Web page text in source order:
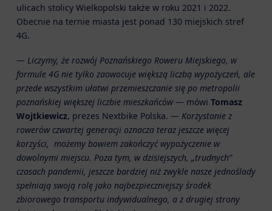
ulicach stolicy Wielkopolski także w roku 2021 i 2022.
Obecnie na ternie miasta jest ponad 130 miejskich stref
4G.
— Liczymy, że rozwój Poznańskiego Roweru Miejskiego, w
formule 4G nie tylko zaowocuje większą liczbą wypożyczeń, ale
przede wszystkim ułatwi przemieszczanie się po metropolii
poznańskiej większej liczbie mieszkańców— mówi Tomasz
Wojtkiewicz, prezes Nextbike Polska. — Korzystanie z
rowerów czwartej generacji oznacza teraz jeszcze więcej
korzyści, możemy bowiem zakończyć wypożyczenie w
dowolnymi miejscu. Poza tym, w dzisiejszych, „trudnych”
czasach pandemii, jeszcze bardziej niż zwykle nasze jednoślady
spełniają swoją rolę jako najbezpieczniejszy środek
zbiorowego transportu indywidualnego, a z drugiej strony